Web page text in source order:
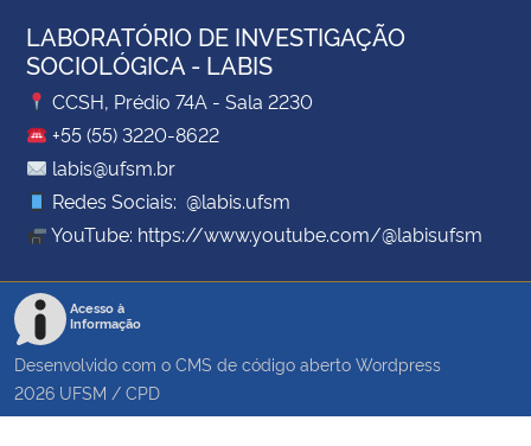
LABORATÓRIO DE INVESTIGAÇÃO
SOCIOLÓGICA - LABIS
CCSH, Prédio 74A - Sala 2230
+55 (55) 3220-8622
labis@ufsm.br
Redes Sociais: @labis.ufsm
YouTube: https://www.youtube.com/@labisufsm
Acesso à
Informação
Desenvolvido com o CMS de código aberto Wordpress
2026 UFSM / CPD